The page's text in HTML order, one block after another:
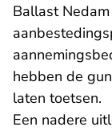
Ballast
hebben de
laten toetsen.
Een nadere